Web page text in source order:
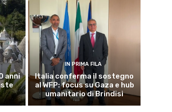
anni
IN PRIMA FILA
Italia conferma il sostegno
al WFP: focus su Gaza e hub
umanitario di Brindisi